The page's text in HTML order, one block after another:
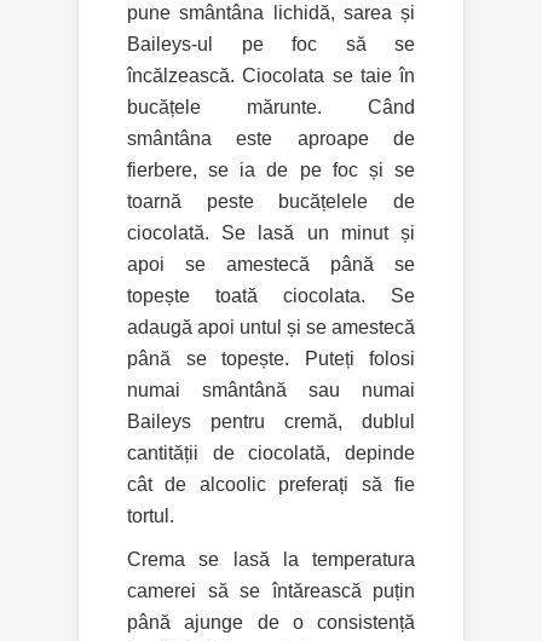
pune smântâna lichidă, sarea și
Baileys-ul pe foc să se
încălzească. Ciocolata se taie în
bucățele mărunte. Când
smântâna este aproape de
fierbere, se ia de pe foc și se
toarnă peste bucățelele de
ciocolată. Se lasă un minut și
apoi se amestecă până se
topește toată ciocolata. Se
adaugă apoi untul și se amestecă
până se topește. Puteți folosi
numai smântână sau numai
Baileys pentru cremă, dublul
cantității de ciocolată, depinde
cât de alcoolic preferați să fie
tortul.
Crema se lasă la temperatura
camerei să se întărească puțin
până ajunge de o consistență